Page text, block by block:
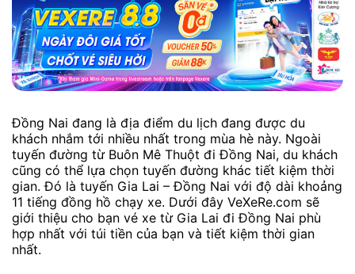
Đồng Nai đang là địa điểm du lịch đang được du
khách nhắm tới nhiều nhất trong mùa hè này. Ngoài
tuyến đường từ Buôn Mê Thuột đi Đồng Nai, du khách
cũng có thể lựa chọn tuyến đường khác tiết kiệm thời
gian. Đó là tuyến Gia Lai – Đồng Nai với độ dài khoảng
11 tiếng đồng hồ chạy xe. Dưới đây VeXeRe.com sẽ
giới thiệu cho bạn vé xe từ Gia Lai đi Đồng Nai phù
hợp nhất với túi tiền của bạn và tiết kiệm thời gian
nhất.